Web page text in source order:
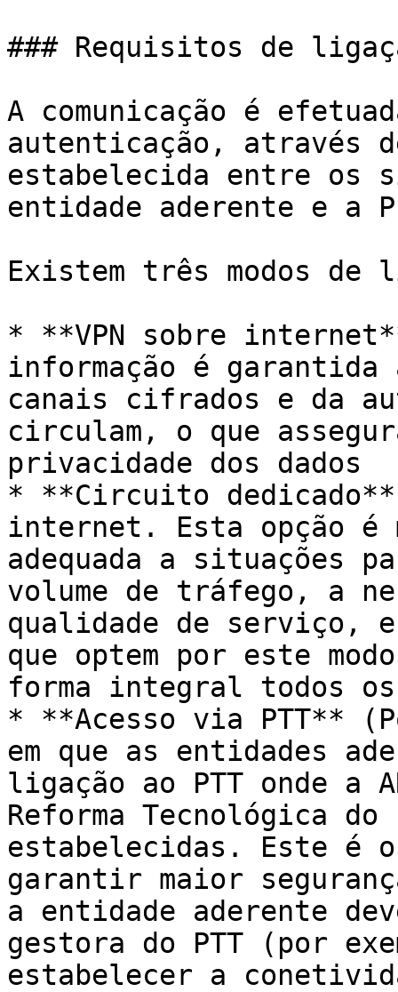
### Requisitos de
A comunicação é
autenticação, através
estabelecida entre os
entidade aderente e a
Existem três modos de
* **VPN sobre
informação é garantida
canais cifrados e da
circulam, o que
privacidade dos dados
* **Circuito dedicado**
internet. Esta opção é
adequada a situações
volume de tráfego, a
qualidade de serviço,
que optem por este
forma integral todos
* **Acesso via PTT**
em que as entidades
ligação ao PTT onde a
Reforma Tecnológica
estabelecidas. Este é
garantir maior
a entidade aderente
gestora do PTT (por
estabelecer a